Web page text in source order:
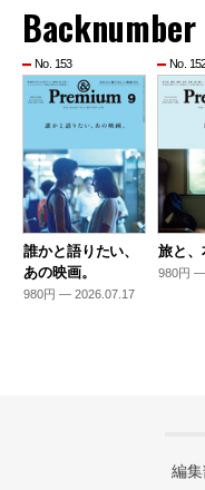
Backnumber
No. 153
誰かと語りたい、
あの映画。
980円 — 2026.07.17
No.
旅と、
980円
編